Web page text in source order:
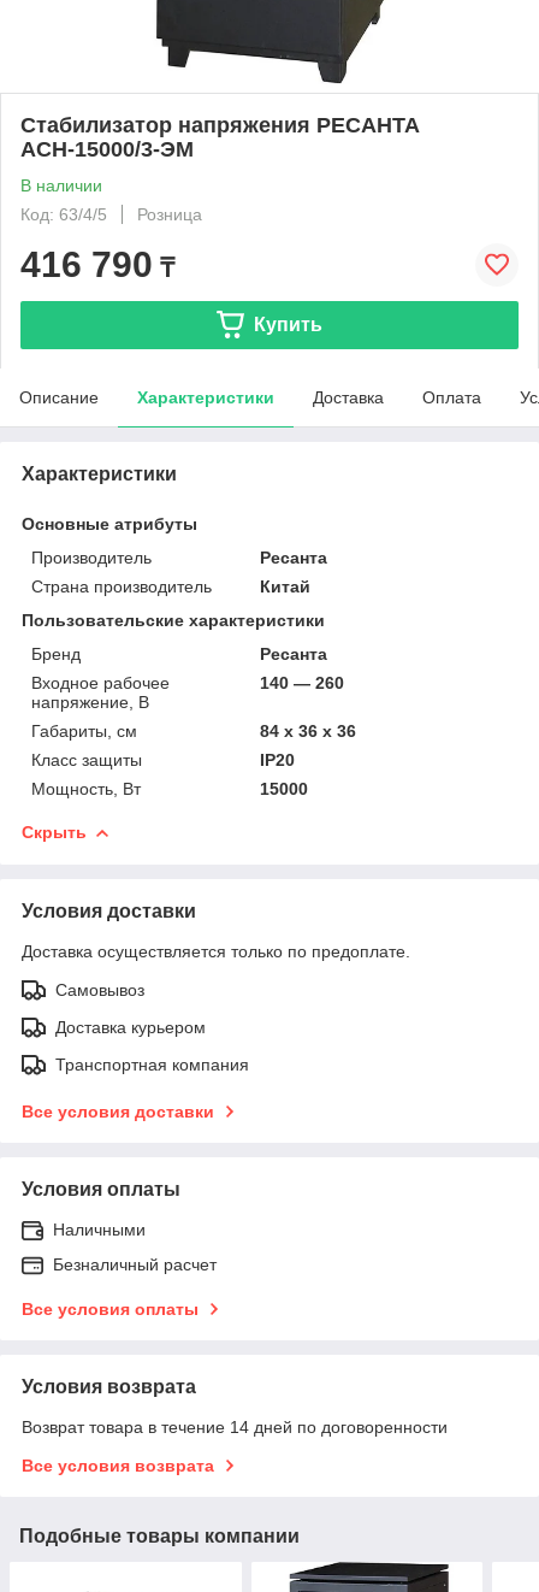
Стабилизатор напряжения РЕСАНТА
АСН-15000/3-ЭМ
В наличии
Код: 63/4/5
Розница
416 790 ₸
Купить
Описание Характеристики Доставка Оплата
Характеристики
Основные атрибуты
Производитель
Ресанта
Страна производитель
Китай
Пользовательские характеристики
Бренд
Ресанта
Входное рабочее
напряжение, В
140 — 260
Габариты, см
84 х 36 х 36
Класс защиты
IP20
Мощность, Вт
15000
Скрыть
Условия доставки
Доставка осуществляется только по предоплате.
Самовывоз
Доставка курьером
Транспортная компания
Все условия доставки
Условия оплаты
Наличными
Безналичный расчет
Все условия оплаты
Условия возврата
Возврат товара в течение 14 дней по договоренности
Все условия возврата
Подобные товары компании